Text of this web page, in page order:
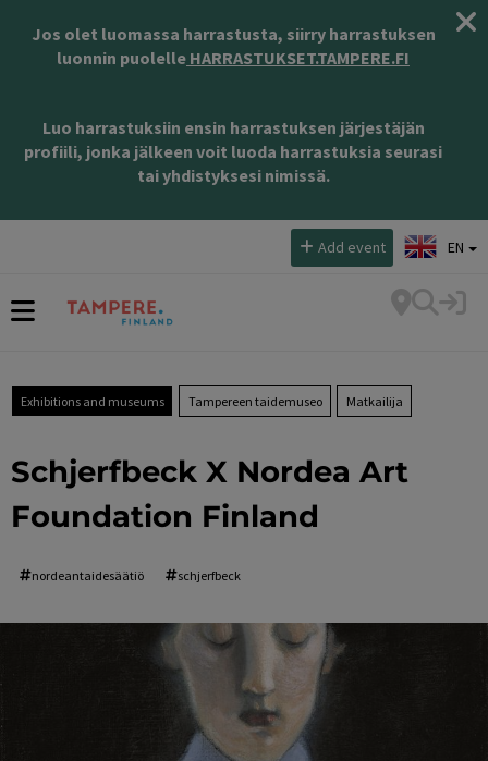
Jos olet luomassa harrastusta, siirry harrastuksen
luonnin puolelle HARRASTUKSET.TAMPERE.FI
Luo harrastuksiin ensin harrastuksen järjestäjän
profiili, jonka jälkeen voit luoda harrastuksia seurasi
tai yhdistyksesi nimissä.
Add event EN
Exhibitions and museums Tampereen taidemuseo Matkailija
Schjerfbeck X Nordea Art
Foundation Finland
nordeantaidesäätiö schjerfbeck